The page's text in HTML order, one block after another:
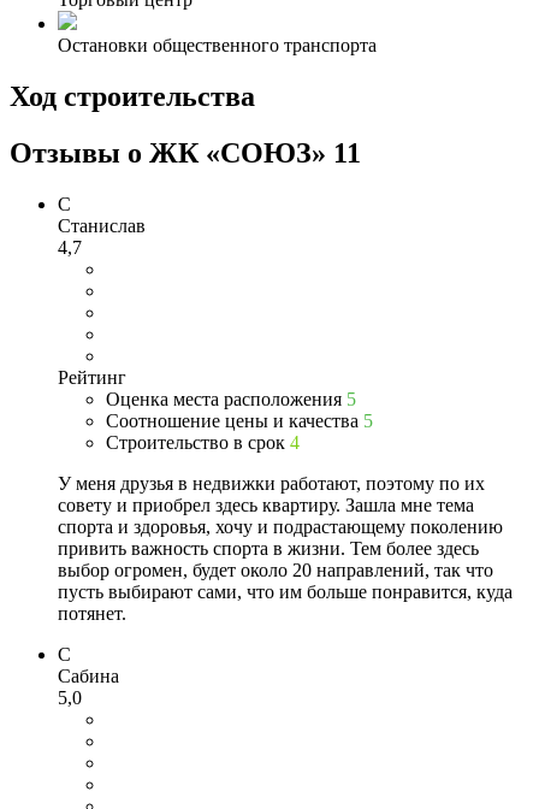
Остановки общественного транспорта
Ход строительства
Отзывы о ЖК «СОЮЗ» 11
С
Станислав
4,7
Рейтинг
Оценка места расположения 5
Соотношение цены и качества 5
Строительство в срок 4
У меня друзья в недвижки работают, поэтому по их
совету и приобрел здесь квартиру. Зашла мне тема
спорта и здоровья, хочу и подрастающему поколению
привить важность спорта в жизни. Тем более здесь
выбор огромен, будет около 20 направлений, так что
пусть выбирают сами, что им больше понравится, куда
потянет.
С
Сабина
5,0